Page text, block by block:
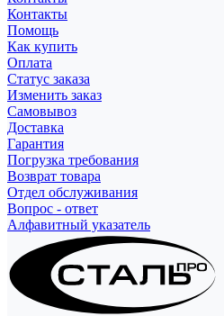
Контакты
Помощь
Как купить
Оплата
Статус заказа
Изменить заказ
Самовывоз
Доставка
Гарантия
Погрузка требования
Возврат товара
Отдел обслуживания
Вопрос - ответ
Алфавитный указатель